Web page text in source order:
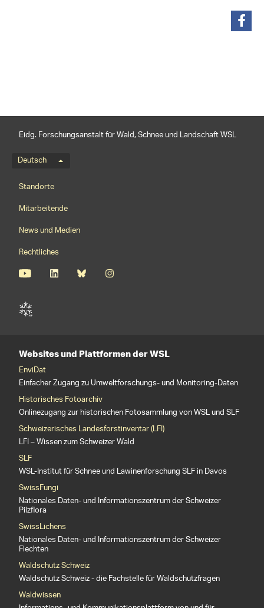
Eidg. Forschungsanstalt für Wald, Schnee und Landschaft WSL
Sprachmenü
Deutsch
Footernavigation
Standorte
Mitarbeitende
News und Medien
Rechtliches
Websites und Plattformen der WSL
EnviDat
Einfacher Zugang zu Umweltforschungs- und Monitoring-Daten
Historisches Fotoarchiv
Onlinezugang zur historischen Fotosammlung von WSL und SLF
Schweizerisches Landesforstinventar (LFI)
LFI – Wissen zum Schweizer Wald
SLF
WSL-Institut für Schnee und Lawinenforschung SLF in Davos
SwissFungi
Nationales Daten- und Informationszentrum der Schweizer
Pilzflora
SwissLichens
Nationales Daten- und Informationszentrum der Schweizer
Flechten
Waldschutz Schweiz
Waldschutz Schweiz - die Fachstelle für Waldschutzfragen
Waldwissen